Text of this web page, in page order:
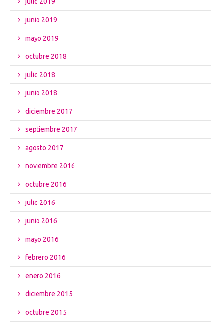
junio 2019
mayo 2019
octubre 2018
julio 2018
junio 2018
diciembre 2017
septiembre 2017
agosto 2017
noviembre 2016
octubre 2016
julio 2016
junio 2016
mayo 2016
febrero 2016
enero 2016
diciembre 2015
octubre 2015